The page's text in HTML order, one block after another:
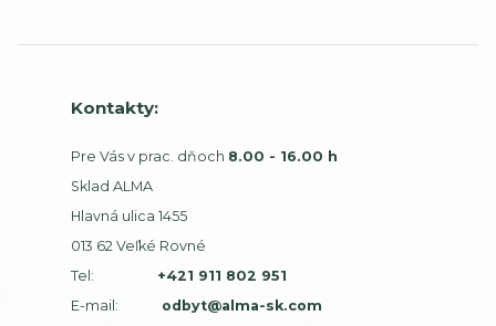
Kontakty:
Pre Vás v prac. dňoch 8.00 - 16.00 h
Sklad ALMA
Hlavná ulica 1455
013 62 Veľké Rovné
Tel:
+421 911 802 951
E-mail: odbyt@alma-sk.com